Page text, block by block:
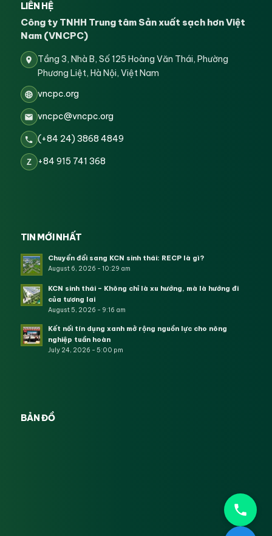
LIÊN HỆ
Công ty TNHH Trung tâm Sản xuất sạch hơn Việt
Nam (VNCPC)
Tầng 3, Nhà B, Số 125 Hoàng Văn Thái, Phường
Phương Liệt, Hà Nội, Việt Nam
vncpc.org
vncpc@vncpc.org
(+84 24) 3868 4849
Z +84 915 741 368
TIN MỚI NHẤT
Chuyển đổi sang KCN sinh thái: RECP là gì?
August 6, 2026 - 10:29 am
KCN sinh thái – Không chỉ là xu hướng, mà là hướng đi
của tương lai
August 5, 2026 - 9:16 am
Kết nối tín dụng xanh mở rộng nguồn lực cho nông
nghiệp tuần hoàn
July 24, 2026 - 5:00 pm
BẢN ĐỒ